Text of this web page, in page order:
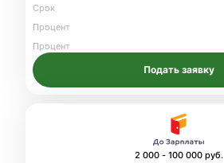
Срок
Процент
Процент
Подать заявку
2 000 - 100 000 руб.